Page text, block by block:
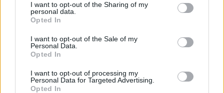
I want to opt-out of the Sharing of my
personal data.
Opted In
I want to opt-out of the Sale of my
Personal Data.
Opted In
I want to opt-out of processing my
Personal Data for Targeted Advertising.
Opted In